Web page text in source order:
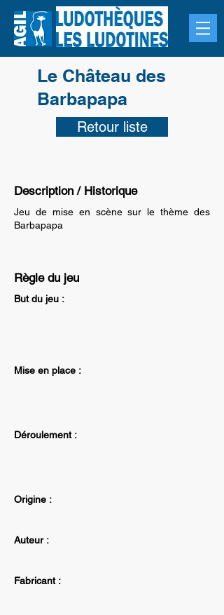
Le Château des
Barbapapa
Retour liste
Description / Historique
Jeu de mise en scène sur le thème des
Barbapapa
Règle du jeu
But du jeu :
Mise en place :
Déroulement :
Origine :
Auteur :
Fabricant :